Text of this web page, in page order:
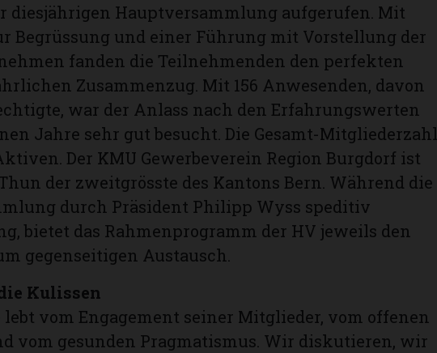
diesjährigen Hauptversammlung aufgerufen. Mit
Begrüssung und einer Führung mit Vorstellung der
fanden die Teilnehmenden den perfekten
Zusammenzug. Mit 156 Anwesenden, davon
war der Anlass nach den Erfahrungswerten
Jahre sehr gut besucht. Die Gesamt-Mitgliederzahl
Der KMU Gewerbeverein Region Burgdorf ist
der zweitgrösste des Kantons Bern. Während die
durch Präsident Philipp Wyss speditiv
bietet das Rahmenprogramm der HV jeweils den
gegenseitigen Austausch.
Kulissen
lebt vom Engagement seiner Mitglieder, vom offenen
vom gesunden Pragmatismus. Wir diskutieren, wir